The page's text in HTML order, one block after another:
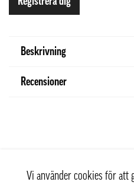
Beskrivning
Recensioner
Vi använder cookies för att